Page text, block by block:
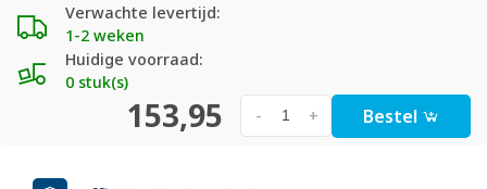
Verwachte levertijd:
1-2 weken
Huidige voorraad:
0 stuk(s)
153,95 +
- Bestel